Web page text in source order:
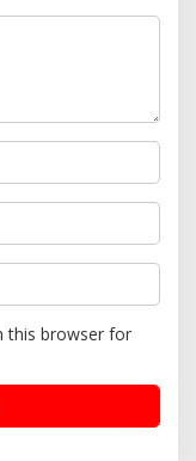
this browser for